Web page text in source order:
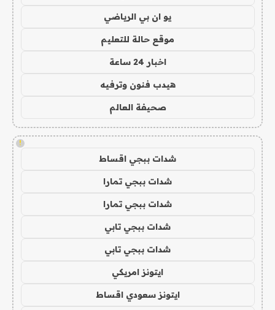
يو ان بي الرياضي
موقع حالة للتعليم
اخبار 24 ساعة
هيدب فنون وترفيه
صحيفة العالم
!
شدات ببجي اقساط
شدات ببجي تمارا
شدات ببجي تمارا
شدات ببجي تابي
شدات ببجي تابي
ايتونز امريكي
ايتونز سعودي اقساط